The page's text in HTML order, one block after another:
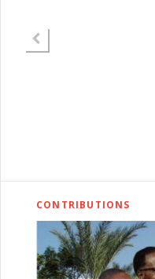
CONTRIBUTIONS